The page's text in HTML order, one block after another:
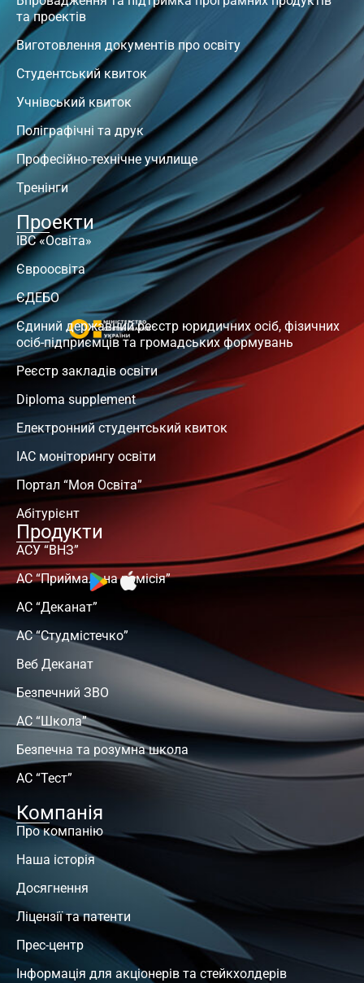
та проектів
Виготовлення документів про освіту
Студентський квиток
Учнівський квиток
Поліграфічні та друк
Професійно-технічне училище
Тренінги
Проекти
ІВС «Освіта»
Євроосвіта
ЄДЕБО
Єдиний державний реєстр юридичних осіб, фізичних
осіб-підприємців та громадських формувань
Реєстр закладів освіти
Diploma supplement
Електронний студентський квиток
ІАС моніторингу освіти
Портал “Моя Освіта”
Абітурієнт
Продукти
АСУ “ВНЗ”
АС “Приймальна комісія”
АС “Деканат”
АС “Студмістечко”
Веб Деканат
Безпечний ЗВО
АС “Школа”
Безпечна та розумна школа
АС “Тест”
Компанія
Про компанію
Наша історія
Досягнення
Ліцензії та патенти
Прес-центр
Інформація для акціонерів та стейкхолдерів